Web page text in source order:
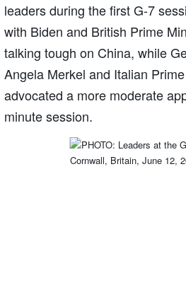
leaders during the first G-7
with Biden and British Prime
talking tough on China, while
Angela Merkel and Italian
advocated a more moderate
minute session.